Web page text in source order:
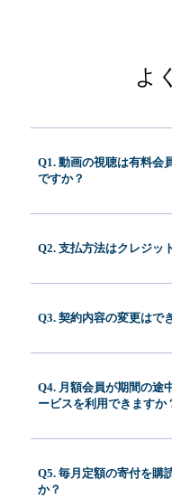
よ
Q1. 動画の視聴は有料会
ですか？
Q2. 支払方法はクレジッ
Q3. 契約内容の変更はで
Q4. 月額会員が期間の途
ービスを利用できますか
Q5. 毎月定額の寄付を購
か？